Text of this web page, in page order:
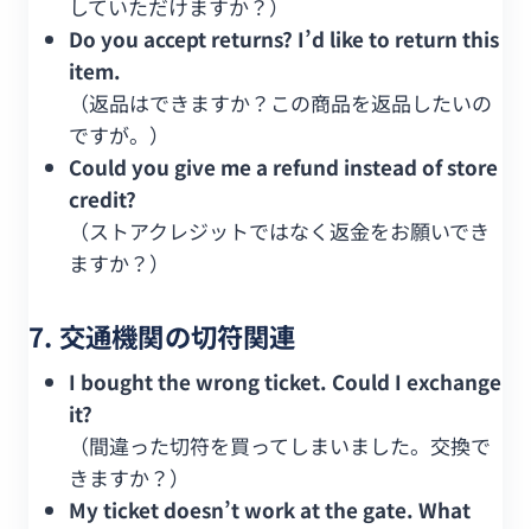
していただけますか？）
Do you accept returns? I’d like to return this
item.
（返品はできますか？この商品を返品したいの
ですが。）
Could you give me a refund instead of store
credit?
（ストアクレジットではなく返金をお願いでき
ますか？）
7. 交通機関の切符関連
I bought the wrong ticket. Could I exchange
it?
（間違った切符を買ってしまいました。交換で
きますか？）
My ticket doesn’t work at the gate. What